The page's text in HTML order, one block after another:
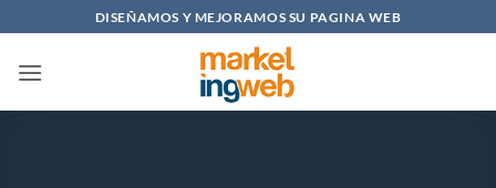
al
contenido
DISEÑAMOS Y MEJORAMOS SU PAGINA WEB